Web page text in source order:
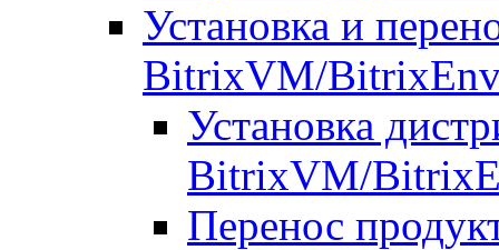
Установка и
BitrixVM/
Установка
BitrixVM/
Перенос